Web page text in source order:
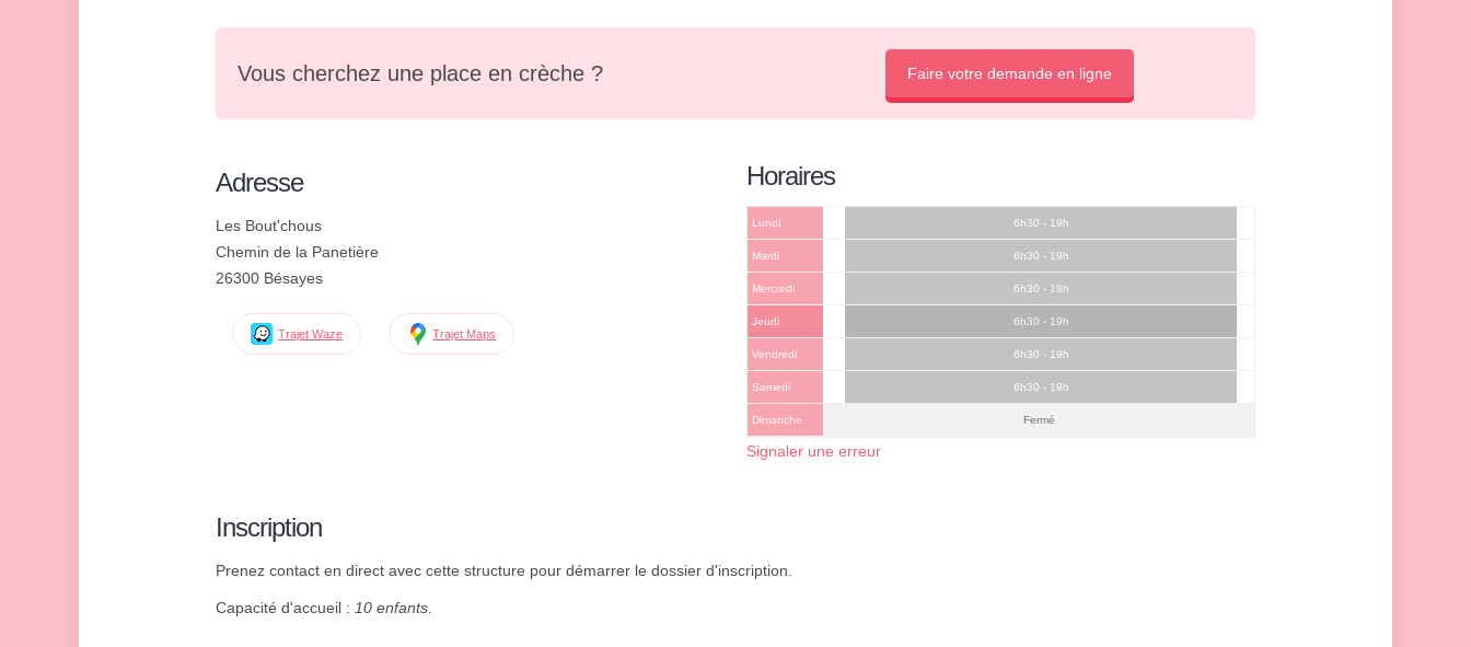
Vous cherchez une place en crèche ? Faire votre demande en ligne
Adresse
Les Bout'chous
Chemin de la Panetière
26300 Bésayes
Trajet Waze Trajet Maps
Horaires
Lundi 6h30 - 19h
Mardi 6h30 - 19h
Mercredi 6h30 - 19h
Jeudi 6h30 - 19h
Vendredi 6h30 - 19h
Samedi 6h30 - 19h
Dimanche Fermé
Signaler une erreur
Inscription
Prenez contact en direct avec cette structure pour démarrer le dossier d'inscription.
Capacité d'accueil : 10 enfants